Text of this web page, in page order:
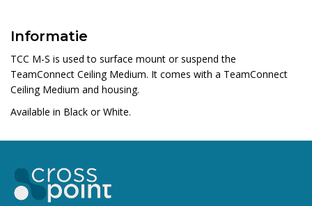
Informatie
TCC M-S is used to surface mount or suspend the
TeamConnect Ceiling Medium. It comes with a TeamConnect
Ceiling Medium and housing.
Available in Black or White.